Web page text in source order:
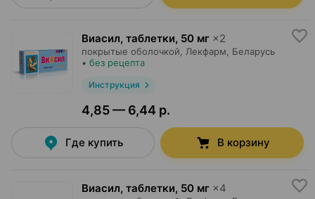
Виасил, таблетки, 50 мг ×2
покрытые оболочкой, Лекфарм , Беларусь
• без рецепта
Инструкция
4,85 — 6,44 р.
Где купить В корзину
Виасил, таблетки, 50 мг ×4